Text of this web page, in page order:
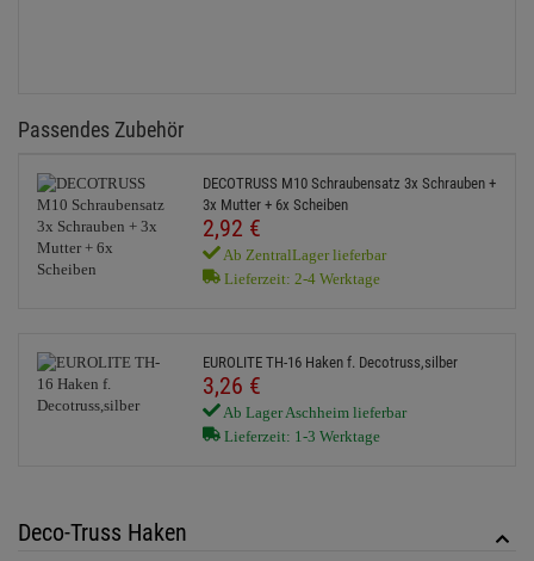
Passendes Zubehör
DECOTRUSS M10 Schraubensatz 3x Schrauben +
3x Mutter + 6x Scheiben
2,92 €
Ab ZentralLager lieferbar
Lieferzeit: 2-4 Werktage
EUROLITE TH-16 Haken f. Decotruss,silber
3,26 €
Ab Lager Aschheim lieferbar
Lieferzeit: 1-3 Werktage
Deco-Truss Haken